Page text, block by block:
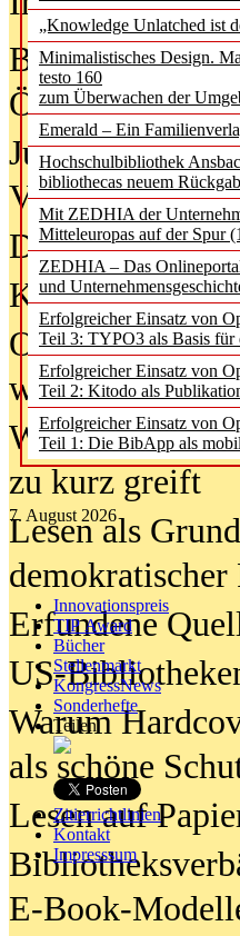
„Knowledge Unlatched ist
Minimalistisches Design.
testo 160
zum Überwachen der
Emerald – Ein
Hochschulbibliothek
bibliothecas neuem
Mit ZEDHIA der
Mitteleuropas auf der Spur
ZEDHIA – Das
und
Erfolgreicher Einsatz von
Teil 3: TYPO3 als Basis für
Erfolgreicher Einsatz von
Teil 2: Kitodo als
Erfolgreicher Einsatz von
Teil 1: Die BibApp als
7. August 2026
Innovationspreis
TIP Award
Bücher
Stellenmarkt
KongressNews
Sonderhefte
Teilen
Zitierrichtlinien
Kontakt
Impresssum
Bürgerforum
Öffentlichkeit
Jugendliche
Verbote
Digitale
KI-Chatbots
Offene
Warum die
zu kurz greift
Lesen als
demokratischer
Erfundene
US-
Warum
als schöne
Lesen auf
E-Book-